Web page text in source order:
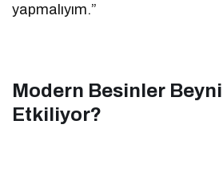
yapmalıyım.”
Modern Besinler Beyni
Etkiliyor?